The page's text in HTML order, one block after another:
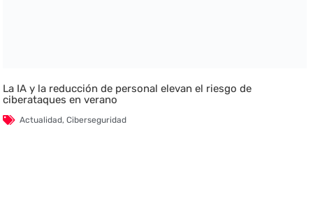
La IA y la reducción de personal elevan el riesgo de
ciberataques en verano
Actualidad,Ciberseguridad